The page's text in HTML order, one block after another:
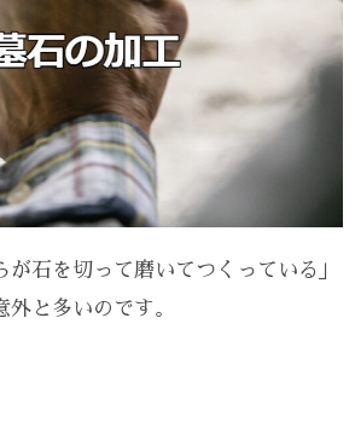
が石を切って磨いてつくっている」
外と多いのです。